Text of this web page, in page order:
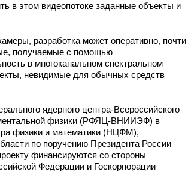
в этом видеопотоке заданные объекты и
разработка может оперативно, почти
получаемые с помощью
в многоканальном спектральном
невидимые для обычных средств
ядерного центра-Всероссийского
физики (РФЯЦ-ВНИИЭФ) в
физики и математики (НЦФМ),
по поручению Президента России
финансируются со стороны
Федерации и Госкорпорации